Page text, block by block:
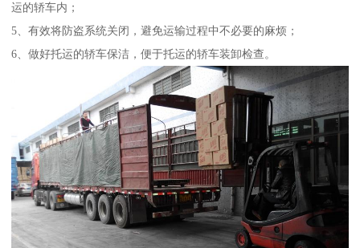
运的轿车内；
5、有效将防盗系统关闭，避免运输过程中不必要的麻烦；
6、做好托运的轿车保洁，便于托运的轿车装卸检查。